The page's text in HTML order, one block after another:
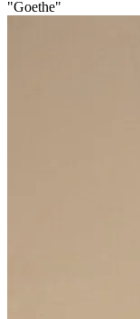
"Goethe"